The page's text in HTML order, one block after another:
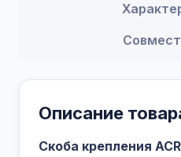
Описание
Скоба крепления